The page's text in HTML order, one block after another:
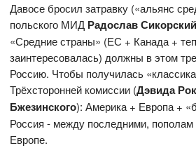
Давосе бросил затравку («альянс
польского МИД Радослав Сикорский
«Средние страны» (ЕС + Канада +
заинтересовалась) должны в этом
Россию. Чтобы получилась
Трёхсторонней комиссии (Дэвида
Бжезинского): Америка + Европа +
Россия - между последними,
Европе.